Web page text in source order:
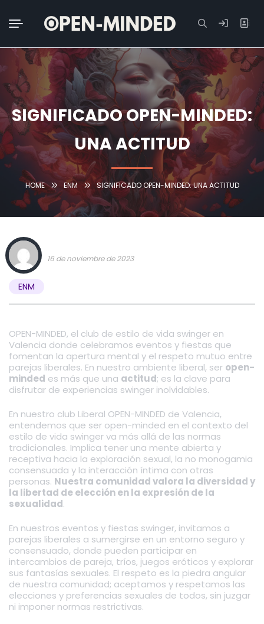
Buscar:
SIGNIFICADO OPEN-MINDED:
UNA ACTITUD
HOME ENM SIGNIFICADO OPEN-MINDED: UNA ACTITUD
16 de noviembre de 2023
ENM
OPEN-MINDED, el club de estilo de vida swinger en
Valencia donde celebramos eventos y fiestas que
fomentan la apertura mental y el respeto mutuo entre
parejas liberales. En nuestro ambiente liberal, ser open-
minded es más que una actitud; es la clave para
disfrutar de experiencias swinger inolvidables.
En nuestro club Liberal OPEN-MINDED de Valencia,
entendemos que ser open-minded en el contexto del
estilo de vida swinger va más allá de las normas
tradicionales. Implica tener una mente abierta y
receptiva hacia la exploración sexual, la no monogamia
consensuada y la interacción íntima con otras
personas. Nuestra comunidad valora la diversidad y
la libertad de elección en la expresión de la
sexualidad.
En nuestros eventos y fiestas swinger, invitamos a
parejas liberales a sumergirse en un entorno seguro y
consensuado, donde pueden participar en
intercambios de pareja, tríos, juegos eróticos y explorar
sus fantasías sexuales. El respeto es la piedra angular
de nuestra comunidad; aceptamos y respetamos las
elecciones y preferencias sexuales de todos, sin juzgar
ni imponer normas restrictivas.